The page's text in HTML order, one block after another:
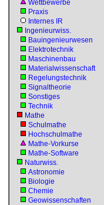
Wettbewerbe
Praxis
Internes IR
Ingenieurwiss.
Bauingenieurwesen
Elektrotechnik
Maschinenbau
Materialwissenschaft
Regelungstechnik
Signaltheorie
Sonstiges
Technik
Mathe
Schulmathe
Hochschulmathe
Mathe-Vorkurse
Mathe-Software
Naturwiss.
Astronomie
Biologie
Chemie
Geowissenschaften